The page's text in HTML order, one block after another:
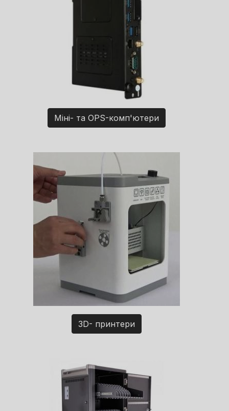
Міні- та OPS-комп'ютери
3D- принтери